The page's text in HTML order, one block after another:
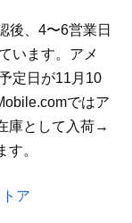
後、4〜6営業日
います。アメ
定日が11月10
ではア
庫として入荷→
。
ア